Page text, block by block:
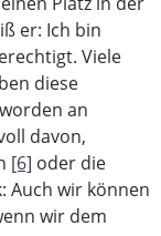
er: Ich bin
Viele
diese
an
davon,
[6] oder die
Auch wir können
wir dem